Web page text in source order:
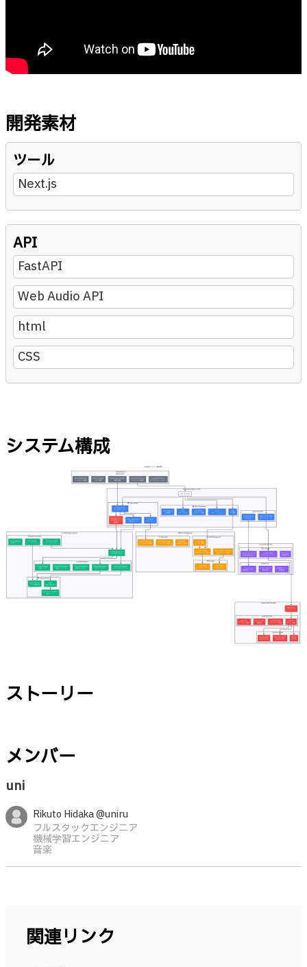
開発素材
ツール
Next.js
API
FastAPI
Web Audio API
html
CSS
システム構成
ストーリー
メンバー
uni
Rikuto Hidaka @uniru
フルスタックエンジニア
機械学習エンジニア
音楽
関連リンク